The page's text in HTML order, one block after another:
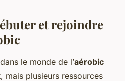
et rejoindre
le monde de l’aérobic
mais plusieurs ressources